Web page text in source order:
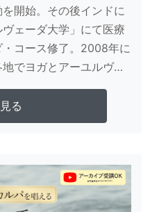
開始。その後インドに
ェーダ大学」にて医療
コース修了。2008年に
でヨガとアーユルヴェ
外国人ヨガ講師の来日
訳/翻訳、ヨガウェアの
く見る
る